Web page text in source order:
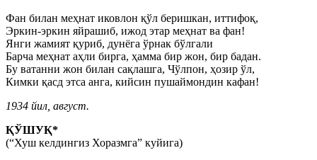
Фан билан меҳнат иковлон қўл беришкан, иттифоқ,
Эркин-эркин яйрашиб, ижод этар меҳнат ва фан!
Янги жамият қуриб, дунёга ўрнак бўлгали
Барча меҳнат аҳли бирга, ҳамма бир жон, бир бадан.
Бу ватанни жон билан сақлашга, Чўлпон, ҳозир ўл,
Кимки қасд этса анга, кийсин пушаймондин кафан!
1934 йил, август.
ҚЎШУҚ*
(“Хуш келдингиз Хоразмга” куйига)